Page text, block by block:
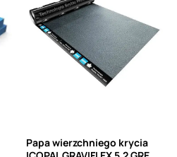
Papa wierzchniego krycia